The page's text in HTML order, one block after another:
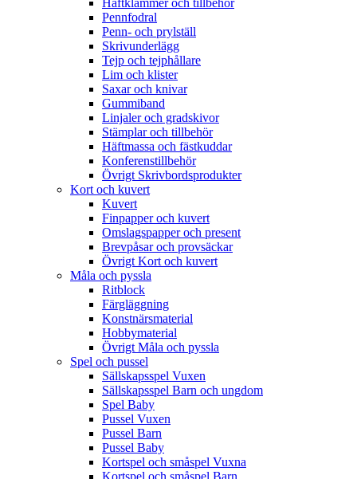
Häftklammer och tillbehör
Pennfodral
Penn- och prylställ
Skrivunderlägg
Tejp och tejphållare
Lim och klister
Saxar och knivar
Gummiband
Linjaler och gradskivor
Stämplar och tillbehör
Häftmassa och fästkuddar
Konferenstillbehör
Övrigt Skrivbordsprodukter
Kort och kuvert
Kuvert
Finpapper och kuvert
Omslagspapper och present
Brevpåsar och provsäckar
Övrigt Kort och kuvert
Måla och pyssla
Ritblock
Färgläggning
Konstnärsmaterial
Hobbymaterial
Övrigt Måla och pyssla
Spel och pussel
Sällskapsspel Vuxen
Sällskapsspel Barn och ungdom
Spel Baby
Pussel Vuxen
Pussel Barn
Pussel Baby
Kortspel och småspel Vuxna
Kortspel och småspel Barn